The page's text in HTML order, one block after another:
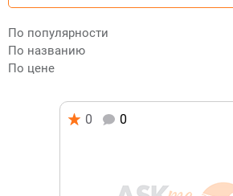
По популярности
По названию
По цене
0 0